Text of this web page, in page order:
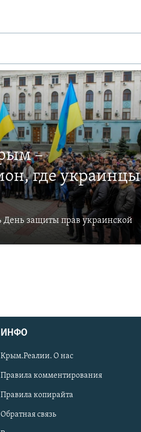
–
где украинцы
День защиты прав украинской
ИНФО
Крым.Реалии. О нас
Правила комментирования
Правила копирайта
Обратная связь